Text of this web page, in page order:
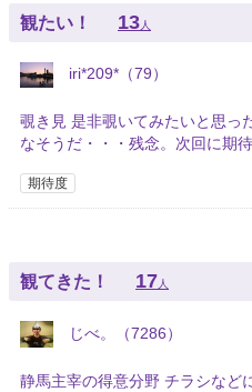
観たい！ 13人
iri*209*（79）
覗き見 是非覗いてみたいと思っ
なそうだ・・・残念。次回に期待
期待度
観てきた！ 17 人
じべ。（7286）
静馬主宰の得意分野 チラシなど